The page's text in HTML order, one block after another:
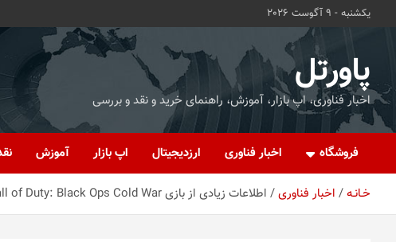
یکشنبه - 9 آگوست 2026
پاورتل
اخبار فناوری، اپ بازار، آموزش، راهنمای خرید و نقد و بررسی
فروشگاه اخبار فناوری ارزدیجیتال اپ بازار آموزش
خـانـه اخبار فناوری اطلاعات زیادی از بازی Call of Duty: Black Ops Cold War منتشر شد